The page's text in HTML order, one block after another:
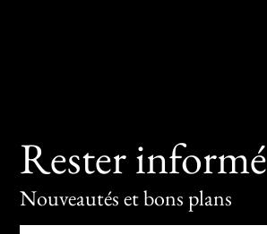
Rester informé
Nouveautés et bons plans